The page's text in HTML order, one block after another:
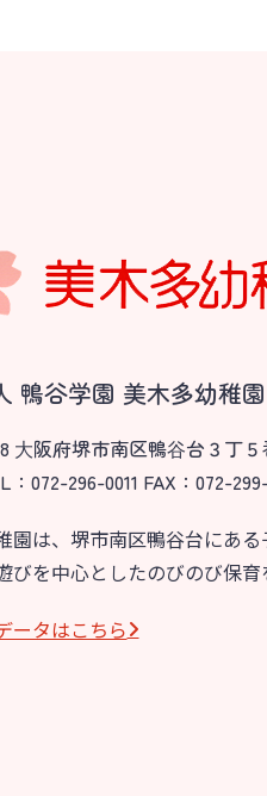
鴨谷学園 美木多幼稚園
⼤阪府堺市南区鴨⾕台３丁
072-296-0011 FAX：072-
園は、堺市南区鴨谷台にあ
びを中心としたのびのび保育
ータはこちら